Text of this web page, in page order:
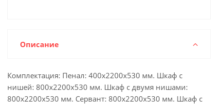
Описание
Комплектация: Пенал: 400х2200х530 мм. Шкаф с
нишей: 800х2200х530 мм. Шкаф с двумя нишами:
800х2200х530 мм. Сервант: 800х2200х530 мм. Шкаф с